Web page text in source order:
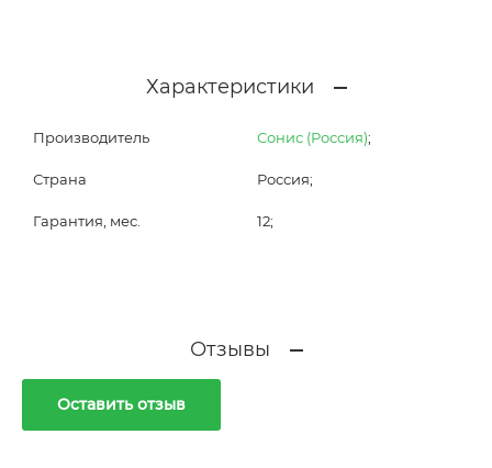
Характеристики
Производитель Сонис (Россия);
Страна Россия;
Гарантия, мес. 12;
Отзывы
Оставить отзыв